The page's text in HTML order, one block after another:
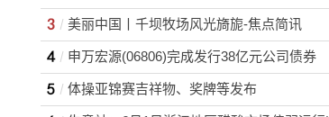
美丽中国丨千坝牧场风光旖旎-焦点简讯
申万宏源(06806)完成发行38亿元公司债券
体操亚锦赛吉祥物、奖牌等发布